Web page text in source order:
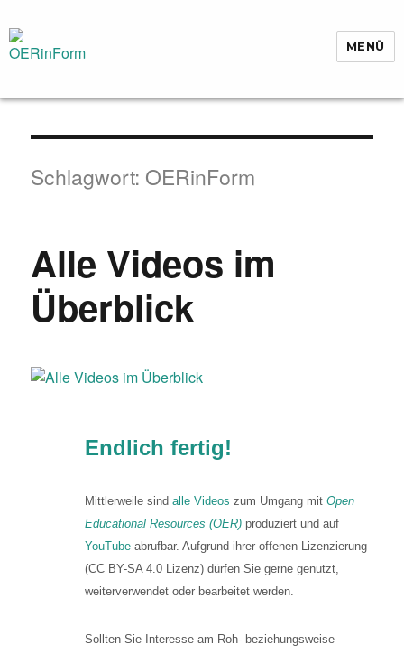
MENÜ
Schlagwort: OERinForm
Alle Videos im
Überblick
Endlich fertig!
Mittlerweile sind alle Videos zum Umgang mit Open
Educational Resources (OER)produziert und auf
YouTubeabrufbar. Aufgrund ihrer offenen Lizenzierung
(CC BY-SA 4.0 Lizenz) dürfen Sie gerne genutzt,
weiterverwendet oder bearbeitet werden.
Sollten Sie Interesse am Roh- beziehungsweise